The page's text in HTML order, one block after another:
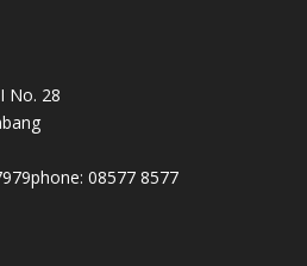
No. 28
08577 8577